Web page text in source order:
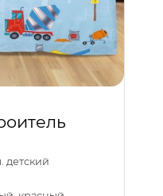
детский